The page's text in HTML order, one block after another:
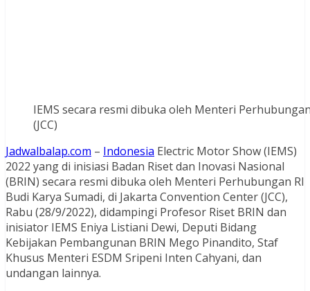
IEMS secara resmi dibuka oleh Menteri
(JCC)
Jadwalbalap.com – Indonesia Electric Motor Show (IEMS)
2022 yang di inisiasi Badan Riset dan Inovasi Nasional
(BRIN) secara resmi dibuka oleh Menteri Perhubungan RI
Budi Karya Sumadi, di Jakarta Convention Center (JCC),
Rabu (28/9/2022), didampingi Profesor Riset BRIN dan
inisiator IEMS Eniya Listiani Dewi, Deputi Bidang
Kebijakan Pembangunan BRIN ‪Mego Pinandito, Staf
Khusus Menteri ESDM Sripeni Inten Cahyani, dan
undangan lainnya.